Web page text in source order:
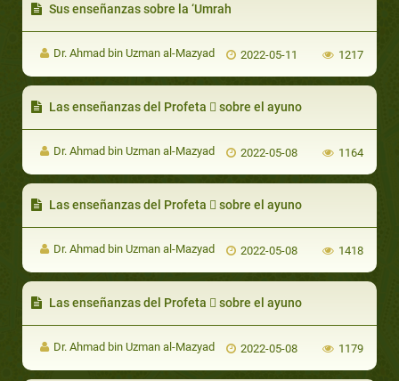
Sus enseñanzas sobre la ‘Umrah
Dr. Ahmad bin Uzman al-Mazyad 2022-05-11 1217
Las enseñanzas del Profeta  sobre el ayuno
Dr. Ahmad bin Uzman al-Mazyad 2022-05-08 1164
Las enseñanzas del Profeta  sobre el ayuno
Dr. Ahmad bin Uzman al-Mazyad 2022-05-08 1418
Las enseñanzas del Profeta  sobre el ayuno
Dr. Ahmad bin Uzman al-Mazyad 2022-05-08 1179